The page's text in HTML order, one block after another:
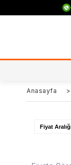
Anasayfa >
Fiyat